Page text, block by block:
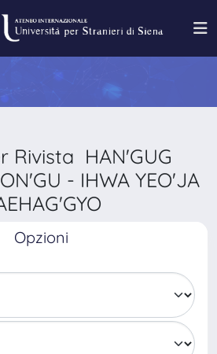
Rivista HAN'GUG
- IHWA YEO'JA
Opzioni